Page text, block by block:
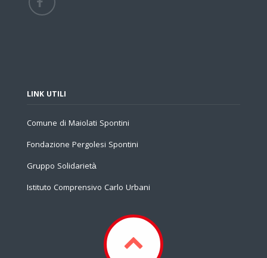
LINK UTILI
Comune di Maiolati Spontini
Fondazione Pergolesi Spontini
Gruppo Solidarietà
Istituto Comprensivo Carlo Urbani